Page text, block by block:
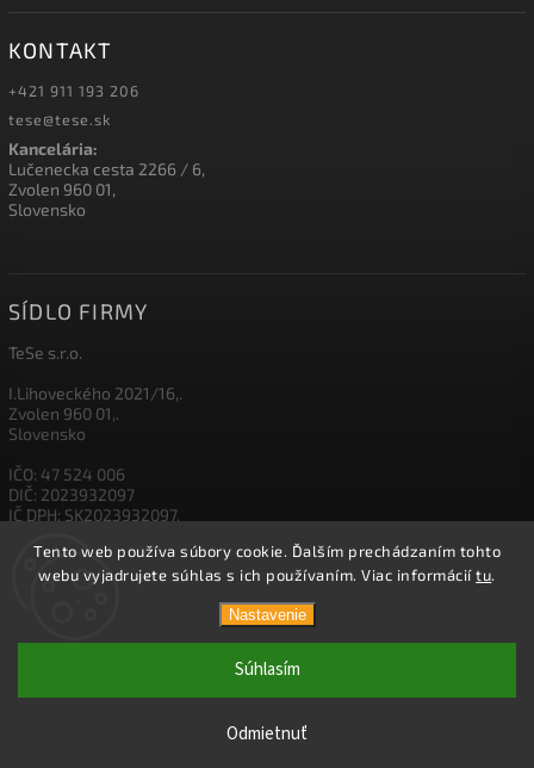
Tento web používa súbory cookie. Ďalším prechádzaním tohto
webu vyjadrujete súhlas s ich používaním. Viac informáciítu.
Nastavenie
Odmietnuť
Súhlasím
KONTAKT
+421 911 193 206
tese@tese.sk
Kancelária:
Lučenecka cesta 2266 / 6,
Zvolen 960 01,
Slovensko
SÍDLO FIRMY
TeSe s.r.o.
I.Lihoveckého 2021/16,.
Zvolen 960 01,.
Slovensko
IČO: 47 524 006
DIČ: 2023932097
IČ DPH: SK2023932097,
IBAN: SK26 1111 0000 0012 3500 5003